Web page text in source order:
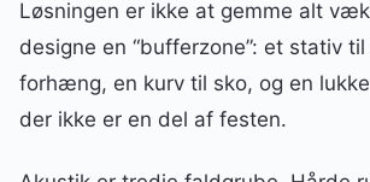
Løsningen er ikke at gemme alt
designe en “bufferzone”: et stativ
forhæng, en kurv til sko, og en
der ikke er en del af festen.